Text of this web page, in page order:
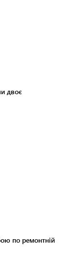
двоє
по ремонтній